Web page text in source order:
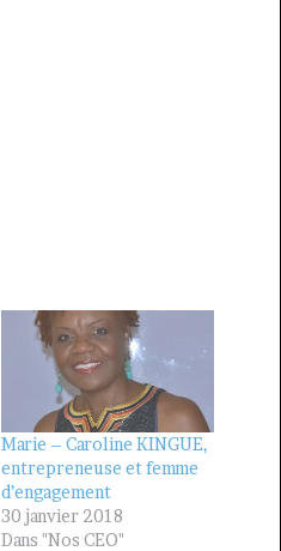
Marie – Caroline KINGUE,
entrepreneuse et femme
d’engagement
30 janvier 2018
Dans "Nos CEO"